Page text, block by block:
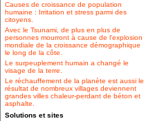
Causes de croissance de population
humaine : Irritation et stress parmi des
citoyens.
Avec le Tsunami, de plus en plus de
personnes mourront à cause de l'explosion
mondiale de la croissance démographique
le long de la côte.
Le surpeuplement humain a changé le
visage de la terre.
Le réchauffement de la planète est aussi le
résultat de nombreux villages deviennent
grandes villes chaleur-perdant de béton et
asphalte.
Solutions et sites